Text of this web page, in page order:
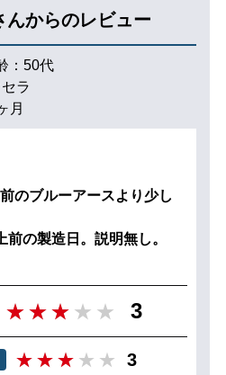
んからのレビュー
： 50代
ラ
月
のブルーアースより少し
前の製造日。説明無し。
3
3